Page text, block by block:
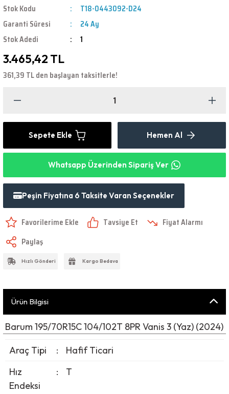
Stok Kodu
T18-0443092-D24
Garanti Süresi
24 Ay
Stok Adedi
1
3.465,42 TL
361,39 TL den başlayan taksitlerle!
Sepete Ekle Hemen Al
Whatsapp Üzerinden Sipariş Ver
Peşin Fiyatına 6 Taksite Varan Seçenekler
Tavsiye Et
Fiyat Alarmı
Paylaş
Hızlı Gönderi Kargo Bedava
Ürün Bilgisi
Barum 195/70R15C 104/102T 8PR Vanis 3 (Yaz) (2024)
Araç Tipi
:
Hafif Ticari
Hız
Endeksi
: T